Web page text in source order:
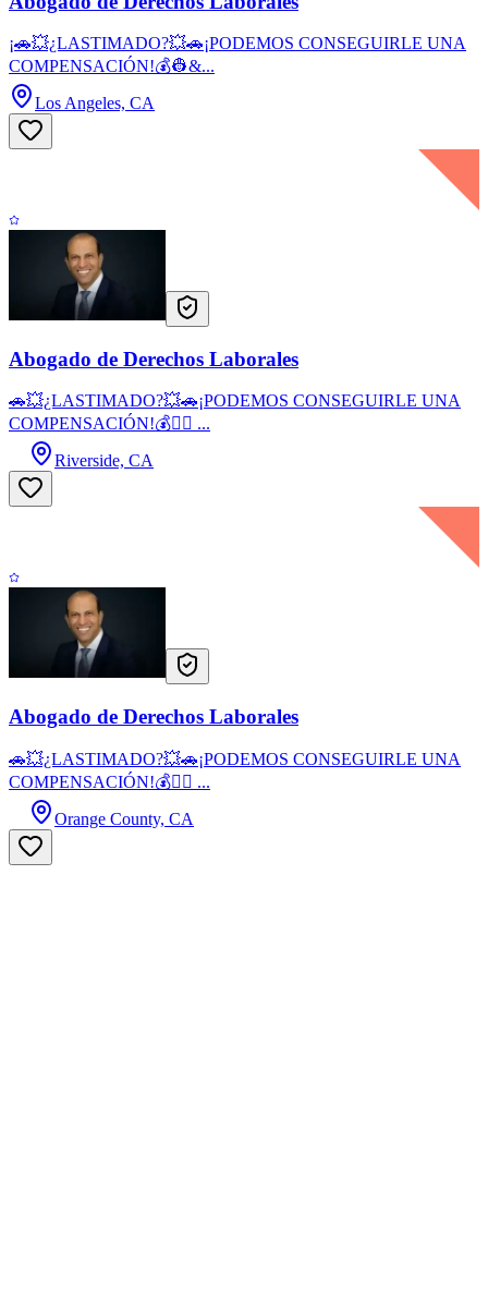
¡🚗💥¿LASTIMADO?💥🚗¡PODEMOS CONSEGUIRLE UNA
COMPENSACIÓN!💰👷&...
Los Angeles, CA
Abogado de Derechos Laborales
🚗💥¿LASTIMADO?💥🚗¡PODEMOS CONSEGUIRLE UNA
COMPENSACIÓN!💰👷‍♂️ ...
Riverside, CA
Abogado de Derechos Laborales
🚗💥¿LASTIMADO?💥🚗¡PODEMOS CONSEGUIRLE UNA
COMPENSACIÓN!💰👷‍♂️ ...
Orange County, CA